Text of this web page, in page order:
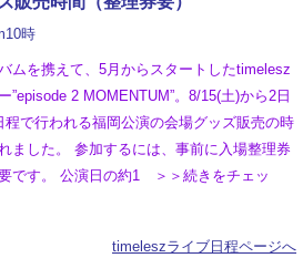
時
ムを携えて、5月からスタートしたtimelesz
”episode 2 MOMENTUM”。8/15(土)から2日
程で行われる福岡公演の会場グッズ販売の時
ました。 参加するには、事前に入場整理券
です。 公演日の約1 ＞＞続きをチェッ
timeleszライブ日程ページへ